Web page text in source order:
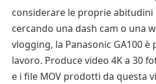
considerare le proprie abitudini
cercando una dash cam o una
vlogging, la Panasonic GA100
lavoro. Produce video 4K a 30
e i file MOV prodotti da questa